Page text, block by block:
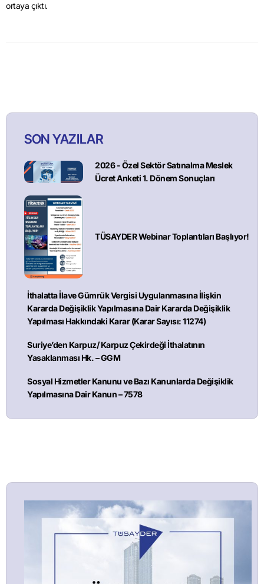
ortaya çıktı.
SON YAZILAR
2026 - Özel Sektör Satınalma Meslek
Ücret Anketi 1. Dönem Sonuçları
TÜSAYDER Webinar Toplantıları Başlıyor!
İthalatta İlave Gümrük Vergisi Uygulanmasına İlişkin
Kararda Değişiklik Yapılmasına Dair Kararda Değişiklik
Yapılması Hakkındaki Karar (Karar Sayısı: 11274)
Suriye’den Karpuz/ Karpuz Çekirdeği İthalatının
Yasaklanması Hk. – GGM
Sosyal Hizmetler Kanunu ve Bazı Kanunlarda Değişiklik
Yapılmasına Dair Kanun – 7578